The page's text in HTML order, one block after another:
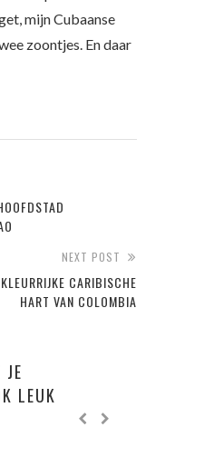
mijn Cubaanse
zoontjes. En daar
NEXT POST
CARIBISCHE
HART VAN COLOMBIA
LEUK